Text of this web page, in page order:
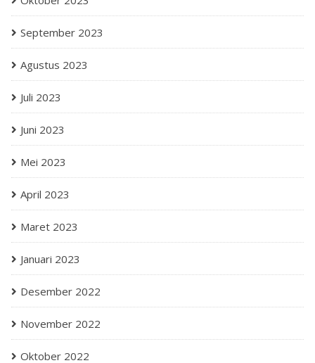
September 2023
Agustus 2023
Juli 2023
Juni 2023
Mei 2023
April 2023
Maret 2023
Januari 2023
Desember 2022
November 2022
Oktober 2022